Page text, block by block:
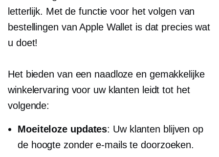
letterlijk. Met de functie voor het volgen van
bestellingen van Apple Wallet is dat precies wat
u doet!
Het bieden van een naadloze en gemakkelijke
winkelervaring voor uw klanten leidt tot het
volgende:
Moeiteloze updates: Uw klanten blijven op
de hoogte zonder e-mails te doorzoeken.